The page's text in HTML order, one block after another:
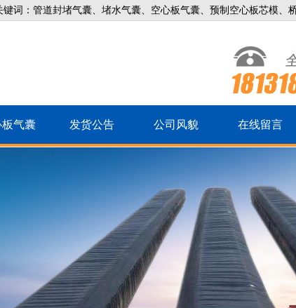
键词：管道封堵气囊、堵水气囊、空心板气囊、预制空心板芯模、
板气囊 发货公告 公司风貌 在线留言